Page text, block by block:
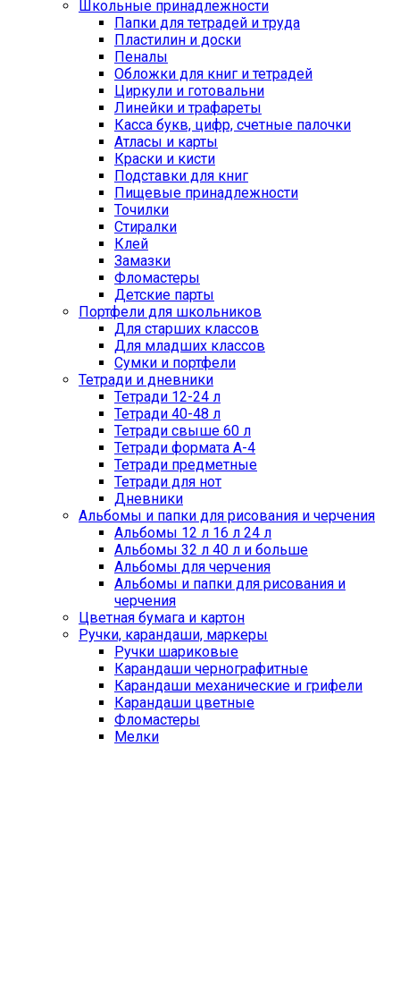
Школьные принадлежности
Папки для тетрадей и труда
Пластилин и доски
Пеналы
Обложки для книг и тетрадей
Циркули и готовальни
Линейки и трафареты
Касса букв, цифр, счетные палочки
Атласы и карты
Краски и кисти
Подставки для книг
Пищевые принадлежности
Точилки
Стиралки
Клей
Замазки
Фломастеры
Детские парты
Портфели для школьников
Для старших классов
Для младших классов
Сумки и портфели
Тетради и дневники
Тетради 12-24 л
Тетради 40-48 л
Тетради свыше 60 л
Тетради формата А-4
Тетради предметные
Тетради для нот
Дневники
Альбомы и папки для рисования и черчения
Альбомы 12 л 16 л 24 л
Альбомы 32 л 40 л и больше
Альбомы для черчения
Альбомы и папки для рисования и
черчения
Цветная бумага и картон
Ручки, карандаши, маркеры
Ручки шариковые
Карандаши чернографитные
Карандаши механические и грифели
Карандаши цветные
Фломастеры
Мелки